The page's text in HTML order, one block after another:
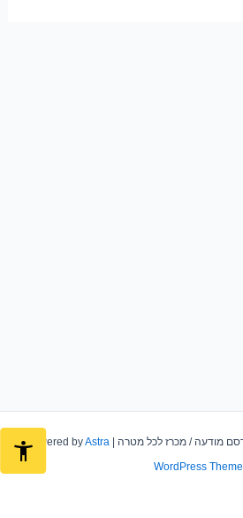
Astra
WordPress Theme